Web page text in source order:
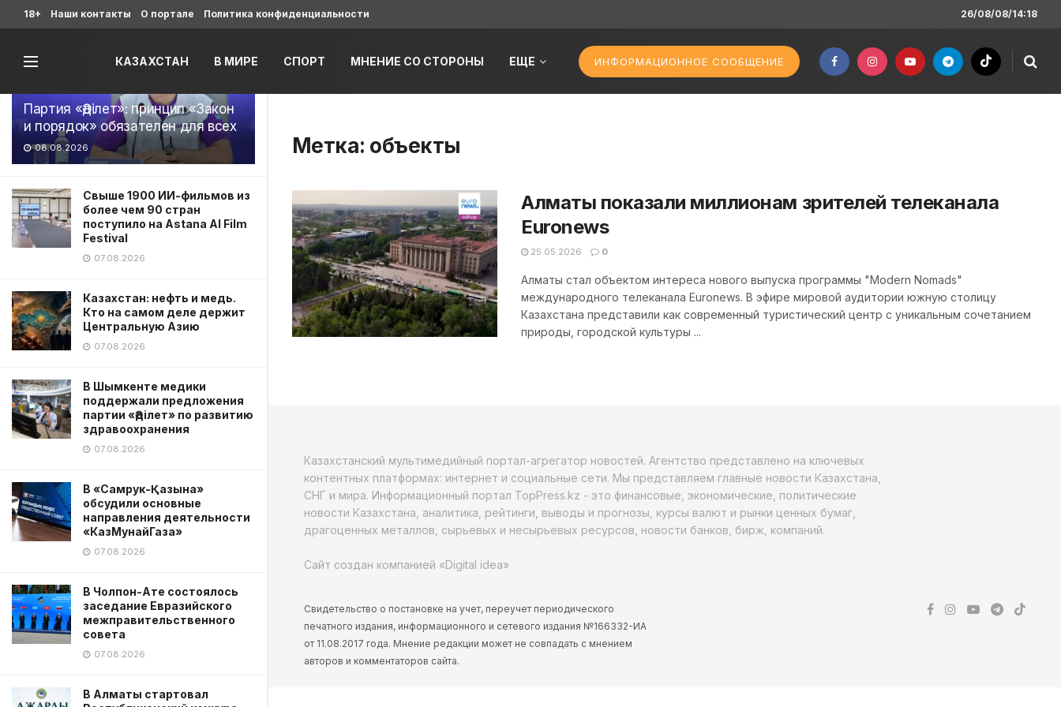
Последние
Партия «Әділет»: принцип «Закон
и порядок» обязателен для всех
08.08.2026
Свыше 1900 ИИ-фильмов из
более чем 90 стран
поступило на Astana AI Film
Festival
07.08.2026
Казахстан: нефть и медь.
Кто на самом деле держит
Центральную Азию
07.08.2026
В Шымкенте медики
поддержали предложения
партии «Әділет» по развитию
здравоохранения
07.08.2026
В «Самрук-Қазына»
обсудили основные
направления деятельности
«КазМунайГаза»
07.08.2026
В Чолпон-Ате состоялось
заседание Евразийского
межправительственного
совета
07.08.2026
В Алматы стартовал
18+ Наши контакты О портале Политика конфиденциальности 26/08/08/14:18
КАЗАХСТАН В МИРЕ СПОРТ МНЕНИЕ СО СТОРОНЫ ЕЩЕ ИНФОРМАЦИОННОЕ СООБЩЕНИЕ
Метка: объекты
Алматы показали миллионам зрителей телеканала
Euronews
25.05.2026 0
Алматы стал объектом интереса нового выпуска программы "Modern Nomads"
международного телеканала Euronews. В эфире мировой аудитории южную столицу
Казахстана представили как современный туристический центр с уникальным сочетанием
природы, городской культуры ...
Казахстанский мультимедийный портал-агрегатор новостей. Агентство представлено на ключевых
контентных платформах: интернет и социальные сети. Мы представляем главные новости Казахстана,
СНГ и мира. Информационный портал TopPress.kz - это финансовые, экономические, политические
новости Казахстана, аналитика, рейтинги, выводы и прогнозы, курсы валют и рынки ценных бумаг,
драгоценных металлов, сырьевых и несырьевых ресурсов, новости банков, бирж, компаний.
Сайт создан компанией «Digital idea»
Свидетельство о постановке на учет, переучет периодического
печатного издания, информационного и сетевого издания №166332-ИА
от 11.08.2017 года. Мнение редакции может не совпадать с мнением
авторов и комментаторов сайта.